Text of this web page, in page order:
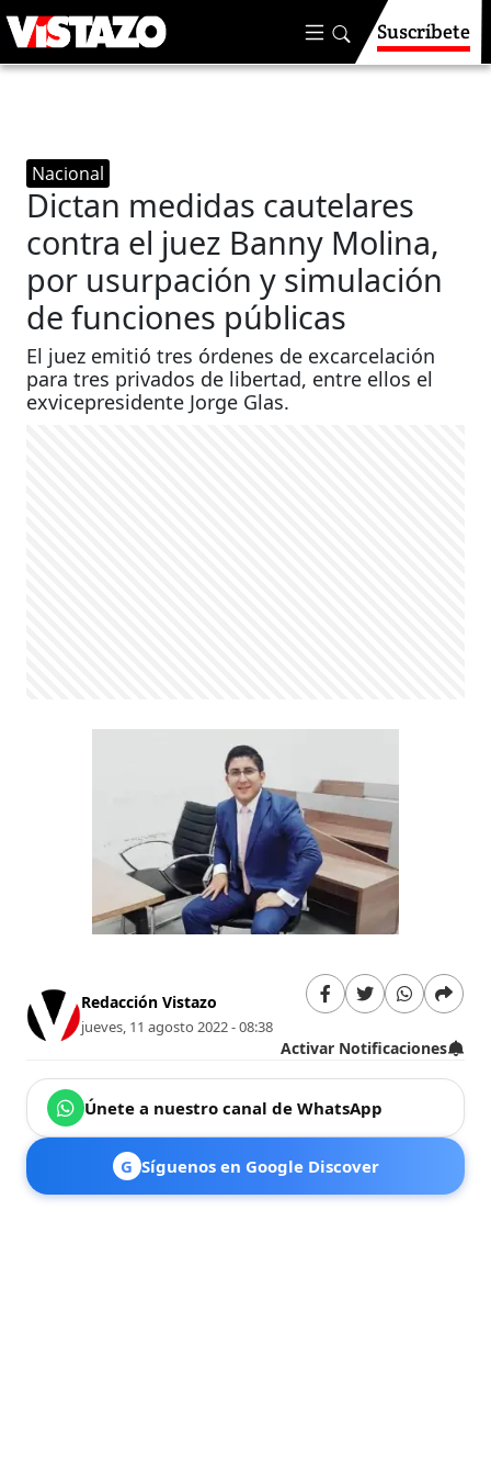
Suscríbete
Nacional
Dictan medidas cautelares
contra el juez Banny Molina,
por usurpación y simulación
de funciones públicas
El juez emitió tres órdenes de excarcelación
para tres privados de libertad, entre ellos el
exvicepresidente Jorge Glas.
Redacción Vistazo
jueves, 11 agosto 2022 - 08:38
Activar Notificaciones
Únete a nuestro canal de WhatsApp
G Síguenos en Google Discover